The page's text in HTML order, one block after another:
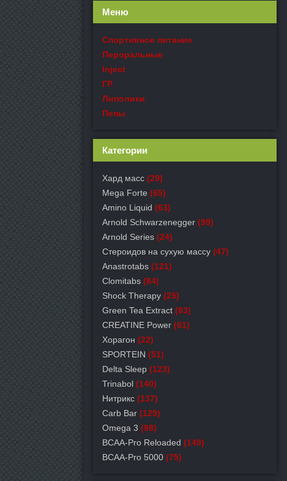
Меню
Спортивное питание
Пероральные
Inject
ГР
Липолики
Пепы
Категории
Хард масс (29)
Mega Forte (65)
Amino Liquid (63)
Arnold Schwarzenegger (99)
Arnold Series (24)
Стероидов на сухую массу (47)
Anastrotabs (121)
Clomitabs (84)
Shock Therapy (25)
Green Tea Extract (83)
СREATINE Power (61)
Хорагон (22)
SPORTEIN (51)
Delta Sleep (123)
Trinabol (140)
Нитрикс (137)
Carb Bar (129)
Omega 3 (98)
BCAA-Pro Reloaded (149)
BCAA-Pro 5000 (75)